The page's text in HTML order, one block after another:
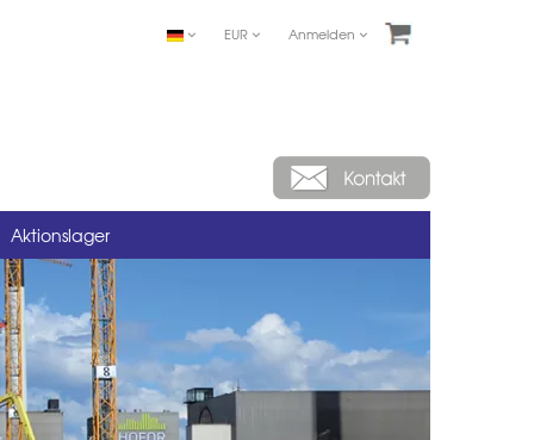
EUR Anmelden
Aktionslager